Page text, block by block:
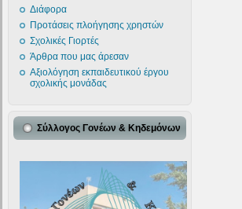
Διάφορα
Προτάσεις πλοήγησης χρηστών
Σχολικές Γιορτές
Άρθρα που μας άρεσαν
Αξιολόγηση εκπαιδευτικού έργου
σχολικής μονάδας
Σύλλογος Γονέων & Κηδεμόνων